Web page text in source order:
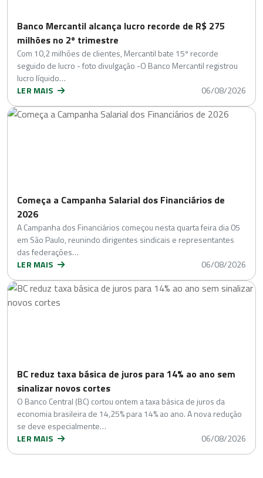
Banco Mercantil alcança lucro recorde de R$ 275
milhões no 2º trimestre
Com 10,2 milhões de clientes, Mercantil bate 15º recorde
seguido de lucro - foto divulgação -O Banco Mercantil registrou
lucro líquido…
LER MAIS
06/08/2026
Começa a Campanha Salarial dos Financiários de
2026
A Campanha dos Financiários começou nesta quarta feira dia 05
em São Paulo, reunindo dirigentes sindicais e representantes
das federações…
LER MAIS
06/08/2026
BC reduz taxa básica de juros para 14% ao ano sem
sinalizar novos cortes
O Banco Central (BC) cortou ontem a taxa básica de juros da
economia brasileira de 14,25% para 14% ao ano. A nova redução
se deve especialmente…
LER MAIS
06/08/2026